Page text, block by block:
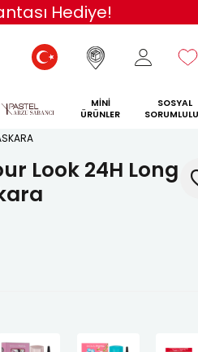
MİNİ
ÜRÜNLER
SOSYAL
Look 24H Long